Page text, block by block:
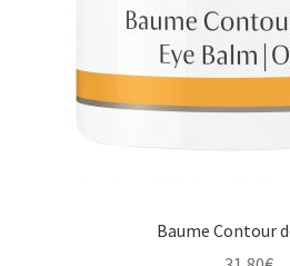
Baume Contour